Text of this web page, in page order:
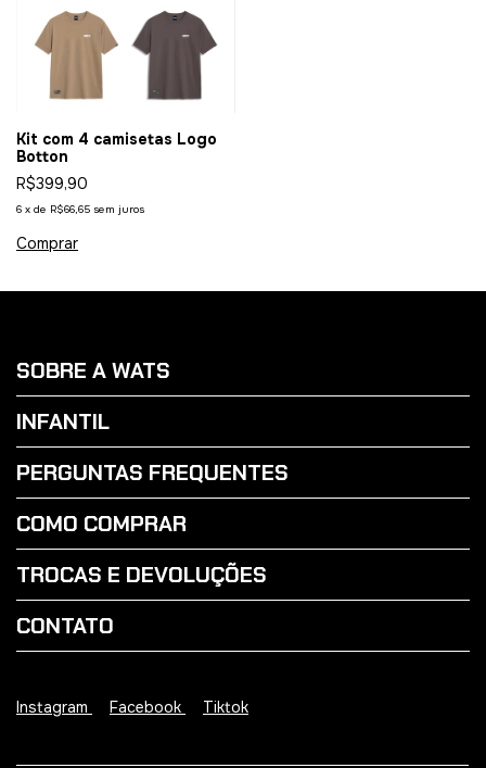
Kit com 4 camisetas Logo
Botton
R$399,90
6 x de R$66,65 sem juros
Comprar
SOBRE A WATS
INFANTIL
PERGUNTAS FREQUENTES
COMO COMPRAR
TROCAS E DEVOLUÇÕES
CONTATO
Instagram Facebook Tiktok